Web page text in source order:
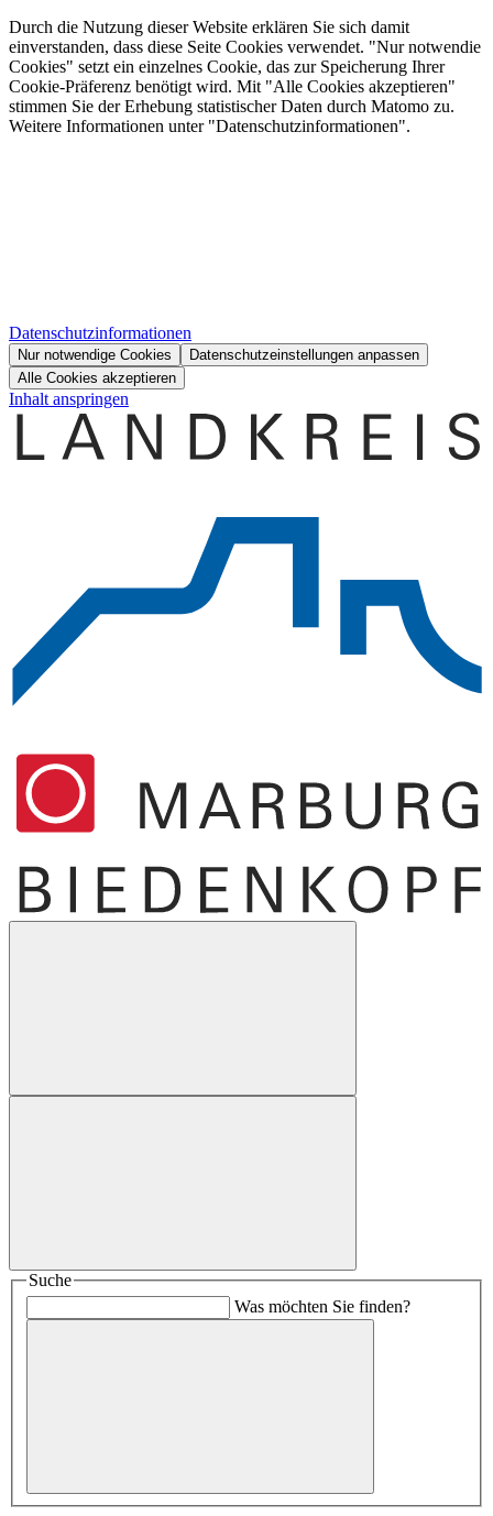
Durch die Nutzung dieser Website erklären Sie sich damit
einverstanden, dass diese Seite Cookies verwendet. "Nur notwendie
Cookies" setzt ein einzelnes Cookie, das zur Speicherung Ihrer
Cookie-Präferenz benötigt wird. Mit "Alle Cookies akzeptieren"
stimmen Sie der Erhebung statistischer Daten durch Matomo zu.
Weitere Informationen unter "Datenschutzinformationen".
Datenschutzinformationen
Nur notwendige Cookies
Datenschutzeinstellungen anpassen
Alle Cookies akzeptieren
Inhalt anspringen
Suche
Was möchten Sie finden?